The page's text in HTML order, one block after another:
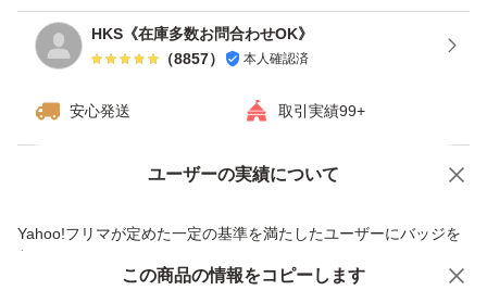
HKS《在庫多数お問合わせOK》
（8857） 本人確認済
安心発送 取引実績99+
ユーザーの実績について
Yahoo!フリマが定めた一定の基準を満たしたユーザーにバッジを
付与しています
価格の相談 商品への質問
この商品の情報をコピーします
この商品をみている人にオススメ